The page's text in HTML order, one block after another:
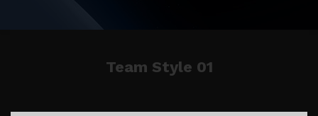
Team Style 01